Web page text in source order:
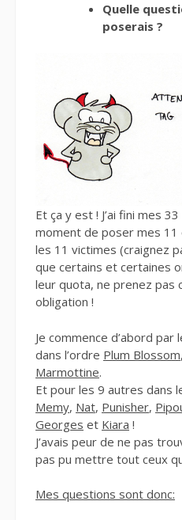
Quelle
poserais ?
Et ça y est ! J’ai fini mes
moment de poser mes
les 11 victimes (craignez
que certains et certaines
leur quota, ne prenez pas
obligation !
Je commence d’abord par
dans l’ordre Plum Blossom,
Marmottine.
Et pour les 9 autres dans
Memy, Nat, Punisher,
Georges et Kiara !
J’avais peur de ne pas
pas pu mettre tout ceux
Mes questions sont donc: